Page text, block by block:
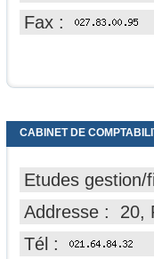
Fax :
CABINET DE
Etudes gestion/
Addresse : 20,
Tél :